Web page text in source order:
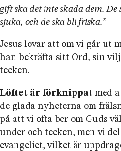
gift ska det inte skada dem.
sjuka, och de ska bli friska.”
Jesus lovar att om vi går ut
han bekräfta sitt Ord, sin
tecken.
Löftet är förknippat med
de glada nyheterna om
på att vi ofta ber om Guds
under och tecken, men vi
evangeliet, vilket är